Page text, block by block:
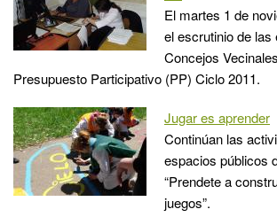
El martes 1 de
el escrutinio de las
Concejos
Presupuesto Participativo (PP) Ciclo 2011.
Jugar es aprender
Continúan las
espacios públicos
“Prendete a
juegos”.